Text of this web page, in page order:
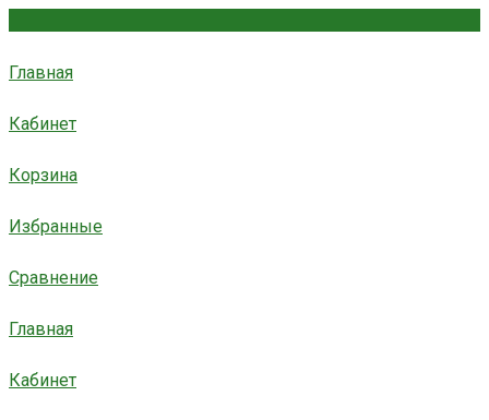
Главная
Кабинет
Корзина
Избранные
Сравнение
Главная
Кабинет